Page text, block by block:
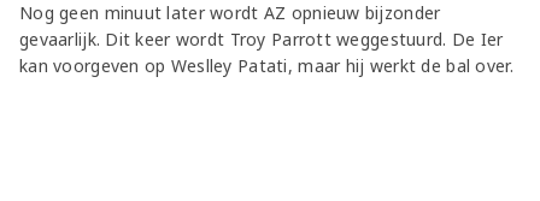
Nog geen minuut later wordt AZ opnieuw bijzonder
gevaarlijk. Dit keer wordt Troy Parrott weggestuurd. De Ier
kan voorgeven op Weslley Patati, maar hij werkt de bal over.